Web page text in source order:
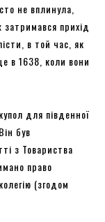
не вплинула,
прихід
в той час, як
в 1638, коли вони
для південної
був
з Товариства
право
(згодом